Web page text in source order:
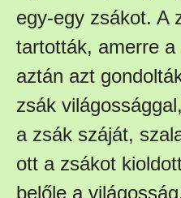
egy-egy zsákot. A
tartották, amerre
aztán azt
zsák
a zsák száját,
ott a zsákot
belőle a